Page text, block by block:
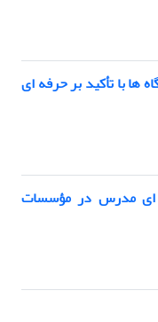
ها با تأکید بر حرفه ای
ای مدرس در مؤسسات